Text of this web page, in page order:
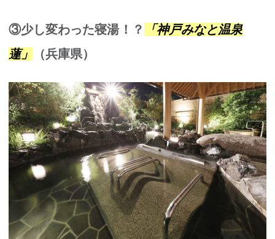
③少し変わった寝湯！？
「神戸みなと温泉
蓮」
（兵庫県）